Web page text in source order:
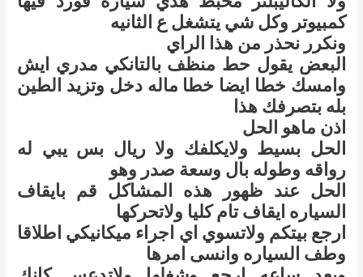
كمبيوتر وكل شي يتشغل ع الثانيه
ونكرر نحذر من هذا الراي
البعض يقول حط منظف بالتانكي مدري ايش
وامسك خطا ايضا خطا ماله دخل وتزيد الطين
بله بتصرفك هذا
اذن ماهو الحل
الحل بسيط ولايكلفك ولا ريال بس يبي له
رواقه وطوله بال وسعة صدر وهو
الحل عند ظهور هذه المشاكل قم بايقاف
السياره ايقاف تام كليا ولاتحركها
ارجع بيتكم ولاتسوي اي اجراء ميكانيكي اطلاقا
وطف السياره وانسى امرها